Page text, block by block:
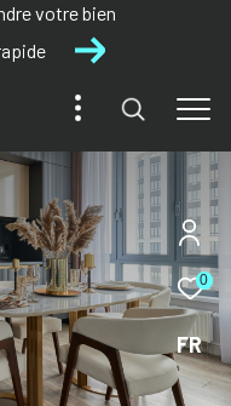
votre bien
0
FR